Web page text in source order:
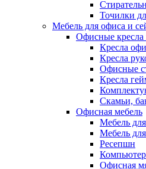
Точилки
Мебель для офиса и
Офисные кресла
Кресла
Кресла
Офисные
Кресла
Скамьи,
Офисная мебель
Мебель
Мебель
Ресепшн
Офисная